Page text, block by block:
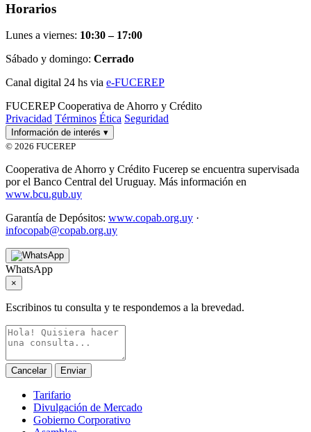
Horarios
Lunes a viernes: 10:30 – 17:00
Sábado y domingo: Cerrado
Canal digital 24 hs via e-FUCEREP
FUCEREP Cooperativa de Ahorro y Crédito
Privacidad Términos Ética Seguridad
Información de interés ▾
© 2026 FUCEREP
Cooperativa de Ahorro y Crédito Fucerep se encuentra supervisada
por el Banco Central del Uruguay. Más información en
www.bcu.gub.uy
Garantía de Depósitos: www.copab.org.uy ·
infocopab@copab.org.uy
WhatsApp
×
Escribinos tu consulta y te respondemos a la brevedad.
Cancelar Enviar
Tarifario
Divulgación de Mercado
Gobierno Corporativo